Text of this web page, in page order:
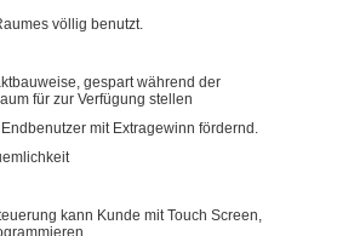
völlig benutzt.
gespart während der
für zur Verfügung stellen
mit Extragewinn fördernd.
kann Kunde mit Touch Screen,